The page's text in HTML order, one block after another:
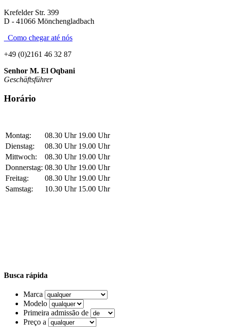
Mercedes-Benz A 20017.490 EUR
Audi A320.890 EUR
Ford Fiesta10.990 EUR
Krefelder Str. 399
D - 41066 Mönchengladbach
Como chegar até nós
+49 (0)2161 46 32 87
Senhor M. El Oqbani
Geschäftsführer
Horário
Montag: 08.30 Uhr 19.00 Uhr
Dienstag:
08.30 Uhr 19.00 Uhr
Mittwoch:
08.30 Uhr 19.00 Uhr
Donnerstag: 08.30 Uhr 19.00 Uhr
Freitag:
08.30 Uhr 19.00 Uhr
Samstag:
10.30 Uhr 15.00 Uhr
Busca rápida
Marca
Modelo
Primeira admissão de
Preço a